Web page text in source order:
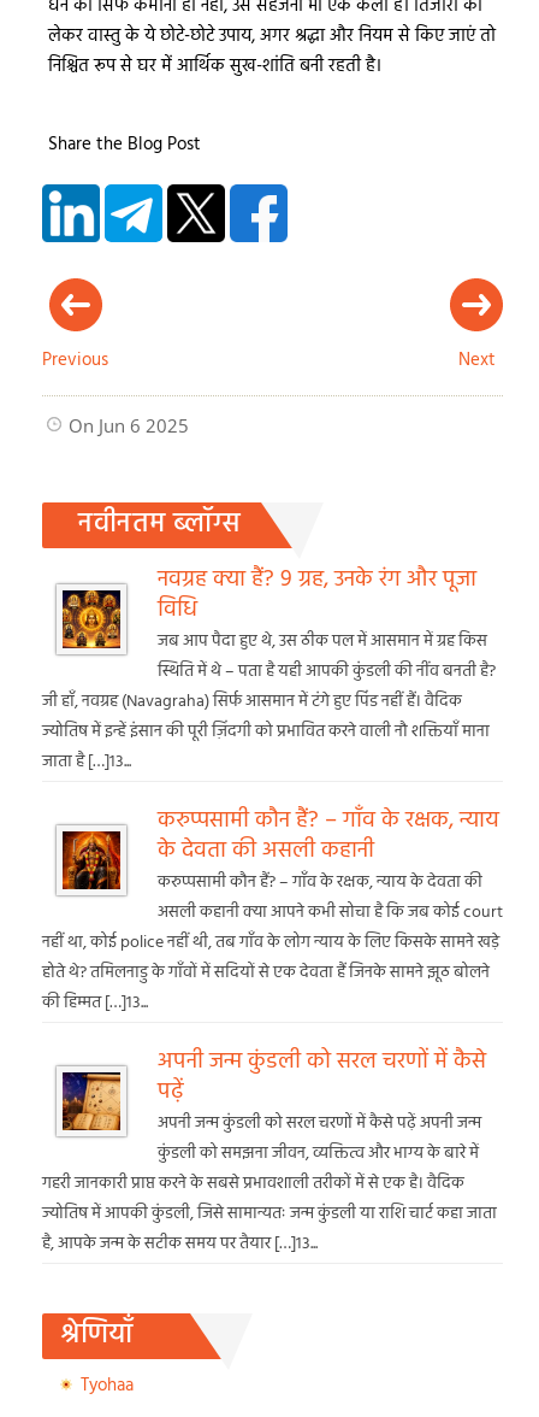
धन को सिर्फ कमाना ही नहीं, उसे सहेजना भी एक कला है। तिजोरी को
लेकर वास्तु के ये छोटे-छोटे उपाय, अगर श्रद्धा और नियम से किए जाएं तो
निश्चित रूप से घर में आर्थिक सुख-शांति बनी रहती है।
Share the Blog Post
Previous Next
On Jun 6 2025
नवीनतम ब्लॉग्स
नवग्रह क्या हैं? 9 ग्रह, उनके रंग और पूजा
विधि
जब आप पैदा हुए थे, उस ठीक पल में आसमान में ग्रह किस
स्थिति में थे – पता है यही आपकी कुंडली की नींव बनती है?
जी हाँ, नवग्रह (Navagraha) सिर्फ आसमान में टंगे हुए पिंड नहीं हैं। वैदिक
ज्योतिष में इन्हें इंसान की पूरी ज़िंदगी को प्रभावित करने वाली नौ शक्तियाँ माना
जाता है […]13...
करुप्पसामी कौन हैं? – गाँव के रक्षक, न्याय
के देवता की असली कहानी
करुप्पसामी कौन हैं? – गाँव के रक्षक, न्याय के देवता की
असली कहानी क्या आपने कभी सोचा है कि जब कोई court
नहीं था, कोई police नहीं थी, तब गाँव के लोग न्याय के लिए किसके सामने खड़े
होते थे? तमिलनाडु के गाँवों में सदियों से एक देवता हैं जिनके सामने झूठ बोलने
की हिम्मत […]13...
अपनी जन्म कुंडली को सरल चरणों में कैसे
पढ़ें
अपनी जन्म कुंडली को सरल चरणों में कैसे पढ़ें अपनी जन्म
कुंडली को समझना जीवन, व्यक्तित्व और भाग्य के बारे में
गहरी जानकारी प्राप्त करने के सबसे प्रभावशाली तरीकों में से एक है। वैदिक
ज्योतिष में आपकी कुंडली, जिसे सामान्यतः जन्म कुंडली या राशि चार्ट कहा जाता
है, आपके जन्म के सटीक समय पर तैयार […]13...
श्रेणियाँ
Tyohaa